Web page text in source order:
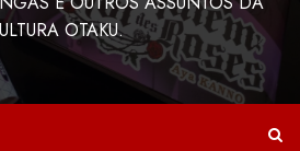
OTAKU.